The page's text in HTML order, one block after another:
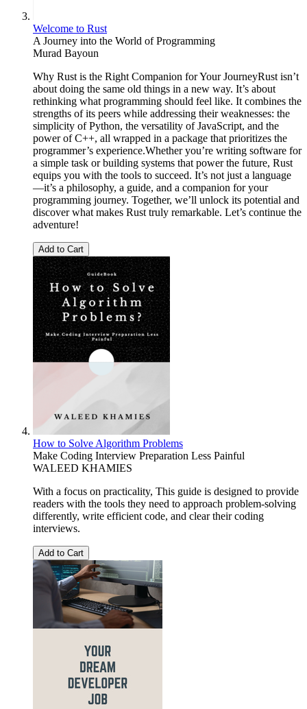
Welcome to Rust
A Journey into the World of Programming
Murad Bayoun
Why Rust is the Right Companion for Your JourneyRust isn’t
about doing the same old things in a new way. It’s about
rethinking what programming should feel like. It combines the
strengths of its peers while addressing their weaknesses: the
simplicity of Python, the versatility of JavaScript, and the
power of C++, all wrapped in a package that prioritizes the
programmer’s experience.Whether you’re writing software for
a simple task or building systems that power the future, Rust
equips you with the tools to succeed. It’s not just a language
—it’s a philosophy, a guide, and a companion for your
programming journey. Together, we’ll unlock its potential and
discover what makes Rust truly remarkable. Let’s continue the
adventure!
Add to Cart
How to Solve Algorithm Problems
Make Coding Interview Preparation Less Painful
WALEED KHAMIES
With a focus on practicality, This guide is designed to provide
readers with the tools they need to approach problem-solving
differently, write efficient code, and clear their coding
interviews.
Add to Cart